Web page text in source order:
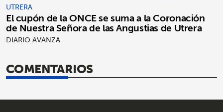
UTRERA
El cupón de la ONCE se suma a la Coronación
de Nuestra Señora de las Angustias de Utrera
DIARIO AVANZA
COMENTARIOS